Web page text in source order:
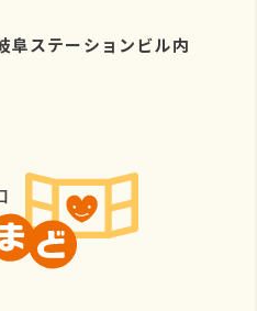
ステーションビル内